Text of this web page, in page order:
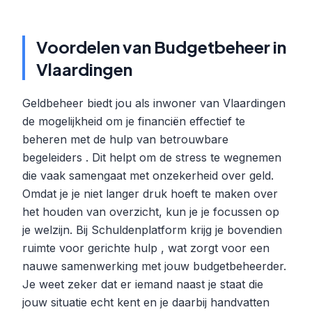
Voordelen van Budgetbeheer in
Vlaardingen
Geldbeheer biedt jou als inwoner van Vlaardingen
de mogelijkheid om je financiën effectief te
beheren met de hulp van betrouwbare
begeleiders . Dit helpt om de stress te wegnemen
die vaak samengaat met onzekerheid over geld.
Omdat je je niet langer druk hoeft te maken over
het houden van overzicht, kun je je focussen op
je welzijn. Bij Schuldenplatform krijg je bovendien
ruimte voor gerichte hulp , wat zorgt voor een
nauwe samenwerking met jouw budgetbeheerder.
Je weet zeker dat er iemand naast je staat die
jouw situatie echt kent en je daarbij handvatten